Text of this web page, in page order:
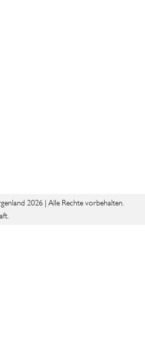
2026 | Alle Rechte vorbehalten.